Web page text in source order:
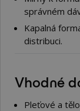
správném
Kapalná
distribuci.
Vhodné
Pleťové a